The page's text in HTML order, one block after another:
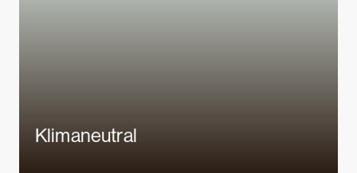
Klimaneutral